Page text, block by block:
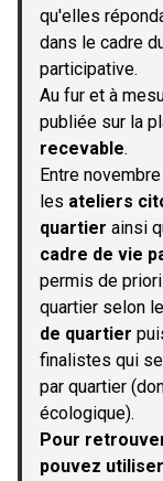
qu'elles
dans le cadre
participative.
Au fur et à
publiée sur la
recevable.
Entre
les ateliers
quartier ainsi
cadre de vie
permis de
quartier selon
de quartier
finalistes qui
par quartier
écologique).
Pour
pouvez